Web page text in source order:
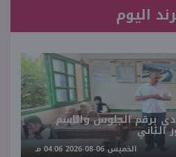
اليوم
برقم الجلوس والاسم
الخميس 06-08-2026 04:06 مـ